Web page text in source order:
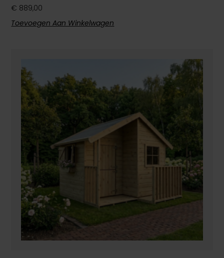
€ 889,00
Toevoegen Aan Winkelwagen